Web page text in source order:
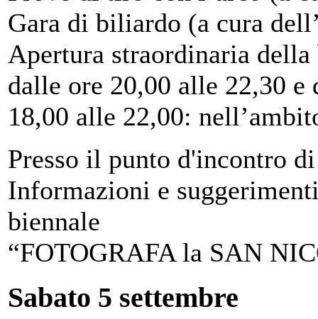
Gara di biliardo (a cura
Apertura straordinaria
dalle ore 20,00 alle 22,30 e
18,00 alle 22,00:
Presso il punto d'incontro
Informazioni e
biennale
“FOTOGRAFA la SAN
Sabato 5 settembre